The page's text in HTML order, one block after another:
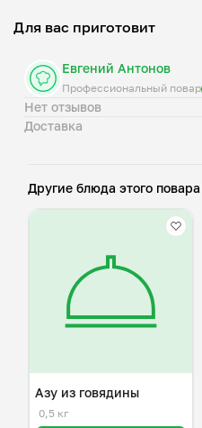
Для вас приготовит
Евгений Антонов
Профессиональный повар
Нет отзывов
Доставка
Другие блюда этого повара
Азу из говядины
0,5 кг